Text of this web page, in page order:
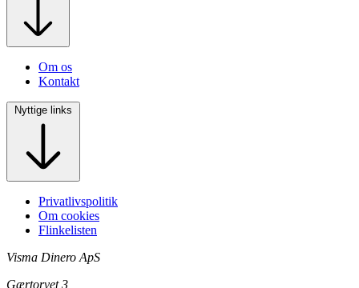
Om os
Kontakt
Nyttige links
Privatlivspolitik
Om cookies
Flinkelisten
Visma Dinero ApS
Gærtorvet 3